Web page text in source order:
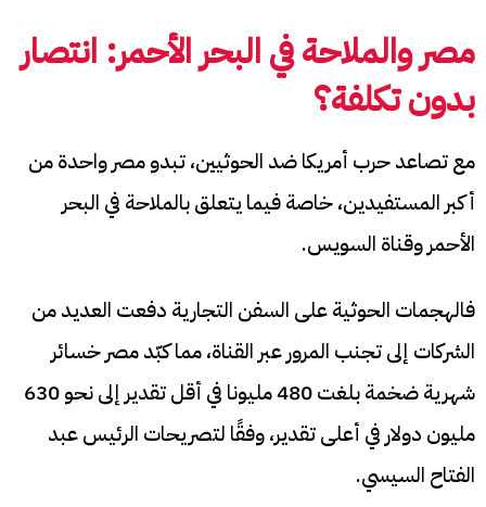
مصر والملاحة في البحر الأحمر: انتصار
بدون تكلفة؟
مع تصاعد حرب أمريكا ضد الحوثيين، تبدو مصر واحدة من
أكبر المستفيدين، خاصة فيما يتعلق بالملاحة في البحر
الأحمر وقناة السويس.
فالهجمات الحوثية على السفن التجارية دفعت العديد من
الشركات إلى تجنب المرور عبر القناة، مما كبّد مصر خسائر
شهرية ضخمة بلغت 480 مليونا في أقل تقدير إلى نحو 630
مليون دولار في أعلى تقدير، وفقًا لتصريحات الرئيس عبد
الفتاح السيسي.